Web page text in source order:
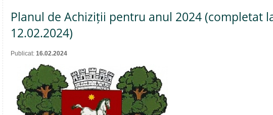
Planul de Achiziții pentru anul 2024 (completat
12.02.2024)
Publicat: 16.02.2024